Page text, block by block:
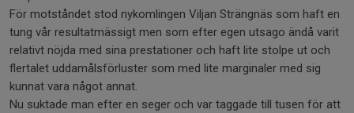
För motståndet stod nykomlingen Viljan Strängnäs som haft en
tung vår resultatmässigt men som efter egen utsago ändå varit
relativt nöjda med sina prestationer och haft lite stolpe ut och
flertalet uddamålsförluster som med lite marginaler med sig
kunnat vara något annat.
Nu suktade man efter en seger och var taggade till tusen för att